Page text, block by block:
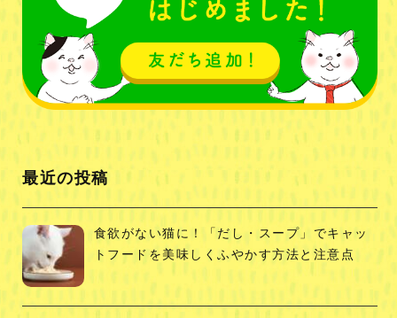
最近の投稿
食欲がない猫に！「だし・スープ」でキャッ
トフードを美味しくふやかす方法と注意点